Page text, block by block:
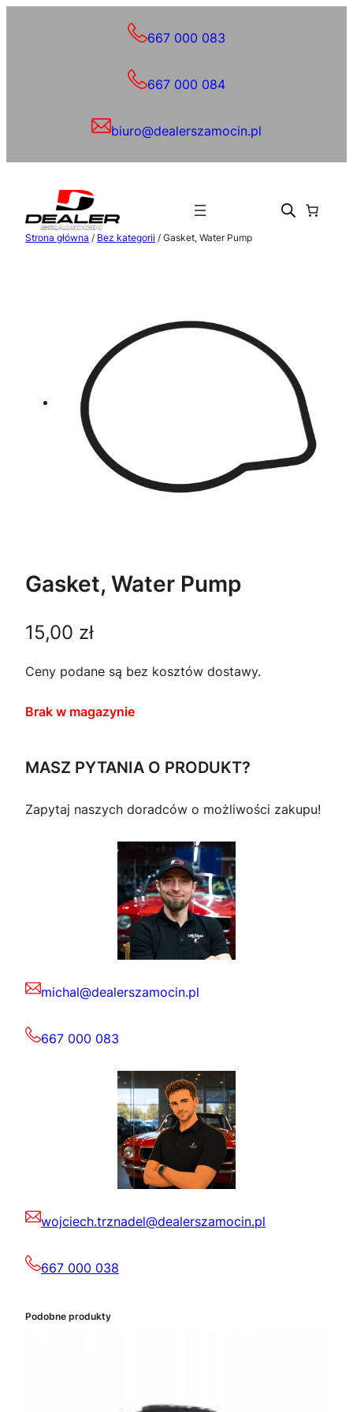
667 000 083
667 000 084
biuro@dealerszamocin.pl
Strona główna / Bez kategorii / Gasket, Water Pump
Gasket, Water Pump
15,00 zł
Ceny podane są bez kosztów dostawy.
Brak w magazynie
MASZ PYTANIA O PRODUKT?
Zapytaj naszych doradców o możliwości zakupu!
michal@dealerszamocin.pl
667 000 083
wojciech.trznadel@dealerszamocin.pl
667 000 038
Podobne produkty